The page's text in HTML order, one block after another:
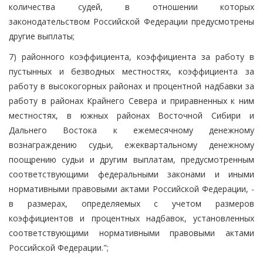
количества судей, в отношении которых
законодательством Российской Федерации предусмотрены
другие выплаты;
7) районного коэффициента, коэффициента за работу в
пустынных и безводных местностях, коэффициента за
работу в высокогорных районах и процентной надбавки за
работу в районах Крайнего Севера и приравненных к ним
местностях, в южных районах Восточной Сибири и
Дальнего Востока к ежемесячному денежному
вознаграждению судьи, ежеквартальному денежному
поощрению судьи и другим выплатам, предусмотренным
соответствующими федеральными законами и иными
нормативными правовыми актами Российской Федерации, -
в размерах, определяемых с учетом размеров
коэффициентов и процентных надбавок, установленных
соответствующими нормативными правовыми актами
Российской Федерации.";